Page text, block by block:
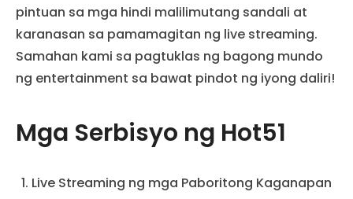
pintuan sa mga hindi malilimutang sandali at
karanasan sa pamamagitan ng live streaming.
Samahan kami sa pagtuklas ng bagong mundo
ng entertainment sa bawat pindot ng iyong daliri!
Mga Serbisyo ng Hot51
Live Streaming ng mga Paboritong Kaganapan